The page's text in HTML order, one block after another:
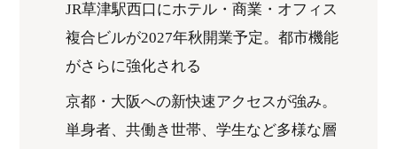
JR草津駅西口にホテル・商業・オフィス
複合ビルが2027年秋開業予定。都市機能
がさらに強化される
京都・大阪への新快速アクセスが強み。
単身者、共働き世帯、学生など多様な層